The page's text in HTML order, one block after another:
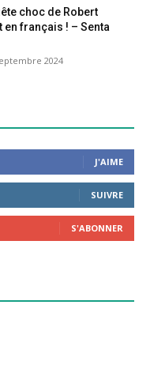
choc de Robert
en français ! – Senta
2024
J'AIME
SUIVRE
S'ABONNER